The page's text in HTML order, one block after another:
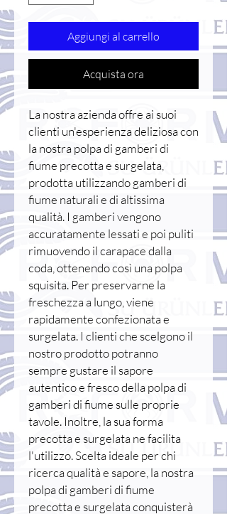
Aggiungi al carrello
Acquista ora
La nostra azienda offre ai suoi
clienti un'esperienza deliziosa con
la nostra polpa di gamberi di
fiume precotta e surgelata,
prodotta utilizzando gamberi di
fiume naturali e di altissima
qualità. I gamberi vengono
accuratamente lessati e poi puliti
rimuovendo il carapace dalla
coda, ottenendo così una polpa
squisita. Per preservarne la
freschezza a lungo, viene
rapidamente confezionata e
surgelata. I clienti che scelgono il
nostro prodotto potranno
sempre gustare il sapore
autentico e fresco della polpa di
gamberi di fiume sulle proprie
tavole. Inoltre, la sua forma
precotta e surgelata ne facilita
l'utilizzo. Scelta ideale per chi
ricerca qualità e sapore, la nostra
polpa di gamberi di fiume
precotta e surgelata conquisterà